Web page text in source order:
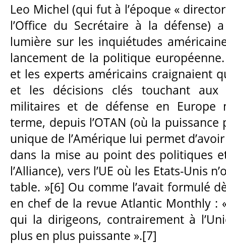
Leo Michel (qui fut à l’époque «
l’Office du Secrétaire à la défense)
lumière sur les inquiétudes
lancement de la politique
et les experts américains craignaient
et les décisions clés touchant aux
militaires et de défense en Europe
terme, depuis l’OTAN (où la
unique de l’Amérique lui permet
dans la mise au point des politiques
l’Alliance), vers l’UE où les Etats-Unis
table. »[6] Ou comme l’avait formulé
en chef de la revue Atlantic Monthly : «
qui la dirigeons, contrairement à
plus en plus puissante ».[7]